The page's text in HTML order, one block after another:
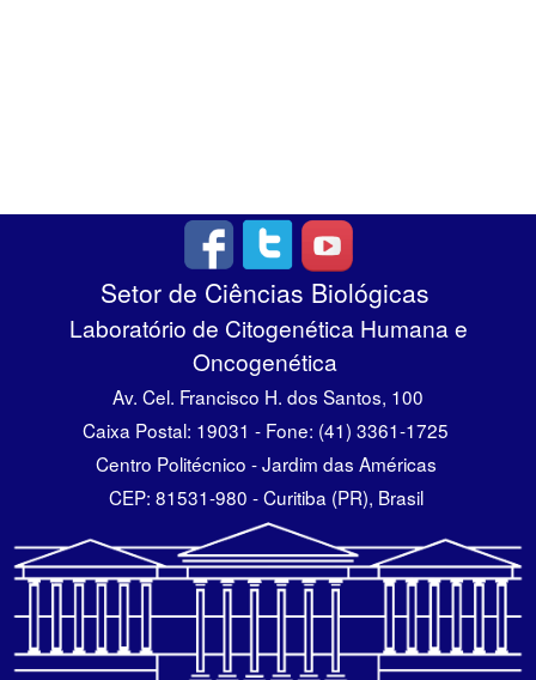
Setor de Ciências Biológicas
Laboratório de Citogenética Humana e
Oncogenética
Av. Cel. Francisco H. dos Santos, 100
Caixa Postal: 19031 - Fone: (41) 3361-1725
Centro Politécnico - Jardim das Américas
CEP: 81531-980 - Curitiba (PR), Brasil